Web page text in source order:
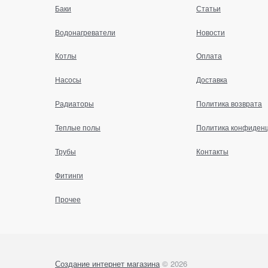
Баки
Водонагреватели
Котлы
Насосы
Радиаторы
Теплые полы
Трубы
Фитинги
Прочее
Статьи
Новости
Оплата
Доставка
Политика возврата
Политика
Контакты
Создание интернет магазина © 2026